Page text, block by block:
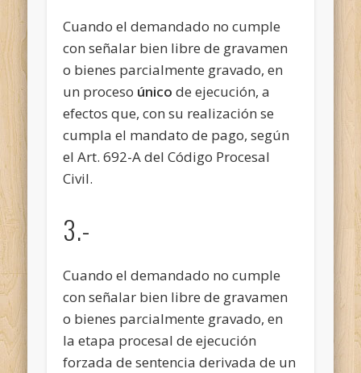
Cuando el demandado no cumple
con señalar bien libre de gravamen
o bienes parcialmente gravado, en
un proceso único de ejecución, a
efectos que, con su realización se
cumpla el mandato de pago, según
el Art. 692-A del Código Procesal
Civil.
3.-
Cuando el demandado no cumple
con señalar bien libre de gravamen
o bienes parcialmente gravado, en
la etapa procesal de ejecución
forzada de sentencia derivada de un